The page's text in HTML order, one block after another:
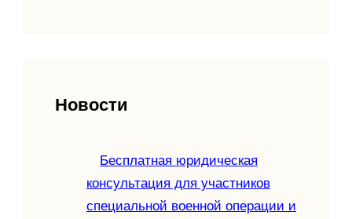
Новости
Бесплатная юридическая
консультация для участников
специальной военной операции и